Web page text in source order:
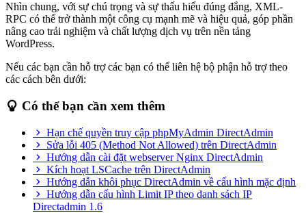
Nhìn chung, với sự chú trọng và sự thấu hiểu đúng đắng, XML-
RPC có thể trở thành một công cụ mạnh mẽ và hiệu quả, góp phần
nâng cao trải nghiệm và chất lượng dịch vụ trên nền tảng
WordPress.
Nếu các bạn cần hỗ trợ các bạn có thể liên hệ bộ phận hỗ trợ theo
các cách bên dưới:
Có thể bạn cần xem thêm
Hạn chế quyền truy cập phpMyAdmin DirectAdmin
Sửa lỗi 405 (Method Not Allowed) trên DirectAdmin
Hướng dẫn cài đặt webserver Nginx DirectAdmin
Kích hoạt LSCache trên DirectAdmin
Hướng dẫn khôi phục DirectAdmin về cấu hình mặc định
Hướng dẫn cấu hình Limit IP theo danh sách IP
Directadmin 1.6